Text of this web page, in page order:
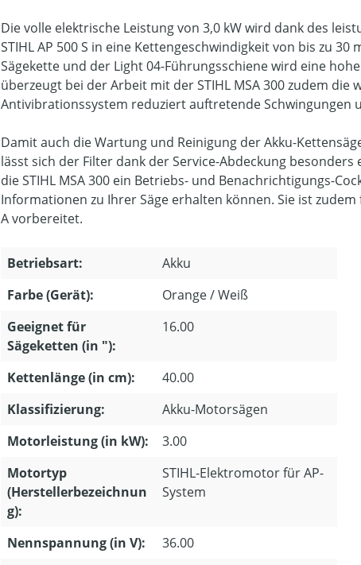
Die volle elektrische Leistung von 3,0 kW wird dank des
STIHL AP 500 S in eine Kettengeschwindigkeit von bis zu
Sägekette und der Light 04-Führungsschiene wird eine
überzeugt bei der Arbeit mit der STIHL MSA 300 zudem
Antivibrationssystem reduziert auftretende Schwingungen
Damit auch die Wartung und Reinigung der Akku-
lässt sich der Filter dank der Service-Abdeckung
die STIHL MSA 300 ein Betriebs- und Benachrichtigungs-
Informationen zu Ihrer Säge erhalten können. Sie ist
A vorbereitet.
Betriebsart:
Akku
Farbe (Gerät):
Orange / Weiß
Geeignet für
Sägeketten (in "):
16.00
Kettenlänge (in cm):
40.00
Klassifizierung:
Akku-Motorsägen
Motorleistung (in kW):
3.00
Motortyp
(Herstellerbezeichnun
g):
STIHL-Elektromotor für AP-
System
Nennspannung (in V):
36.00